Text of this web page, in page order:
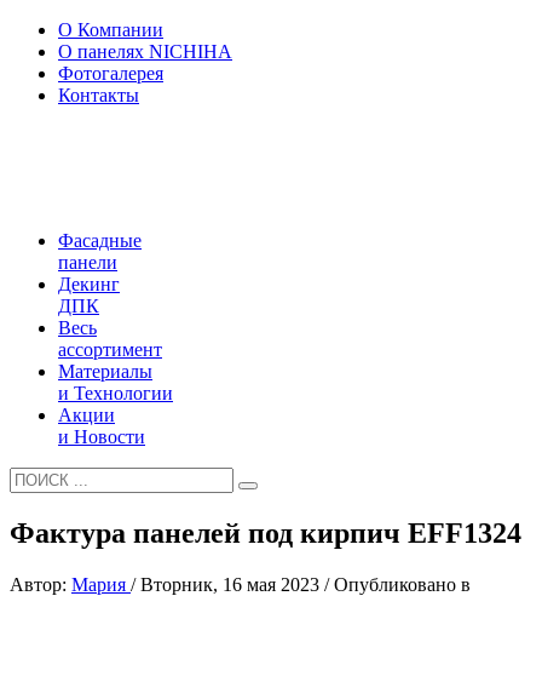
О Компании
О панелях NICHIHA
Фотогалерея
Контакты
Фасадные
панели
Декинг
ДПК
Весь
ассортимент
Материалы
и Технологии
Акции
и Новости
Фактура панелей под кирпич EFF1324
Автор: Мария /Вторник, 16 мая 2023 /Опубликовано в